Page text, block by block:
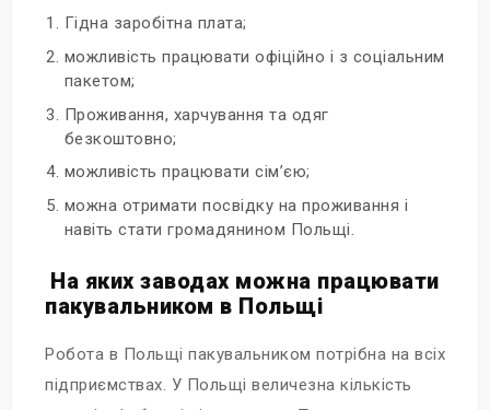
Гідна заробітна плата;
можливість працювати офіційно і з соціальним
пакетом;
Проживання, харчування та одяг
безкоштовно;
можливість працювати сім’єю;
можна отримати посвідку на проживання і
навіть стати громадянином Польщі.
На яких заводах можна працювати
пакувальником в Польщі
Робота в Польщі пакувальником потрібна на всіх
підприємствах. У Польщі величезна кількість